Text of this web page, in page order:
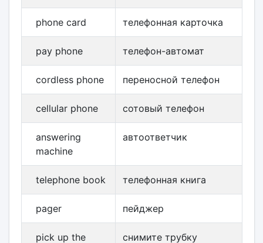
phone card телефонная карточка
pay phone телефон-автомат
cordless phone переносной телефон
cellular phone сотовый телефон
answering
machine
автоответчик
telephone book телефонная книга
pager пейджер
pick up the
снимите трубку